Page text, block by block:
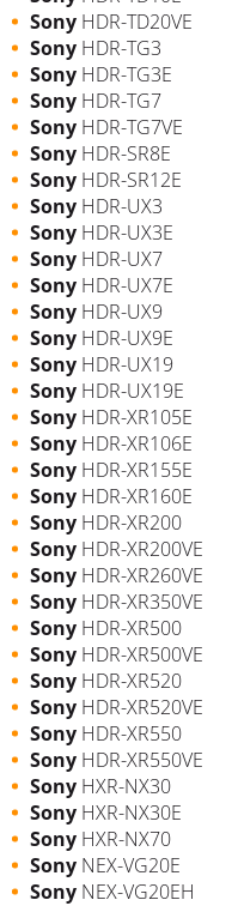
Sony HDR-TD20VE
Sony HDR-TG3
Sony HDR-TG3E
Sony HDR-TG7
Sony HDR-TG7VE
Sony HDR-SR8E
Sony HDR-SR12E
Sony HDR-UX3
Sony HDR-UX3E
Sony HDR-UX7
Sony HDR-UX7E
Sony HDR-UX9
Sony HDR-UX9E
Sony HDR-UX19
Sony HDR-UX19E
Sony HDR-XR105E
Sony HDR-XR106E
Sony HDR-XR155E
Sony HDR-XR160E
Sony HDR-XR200
Sony HDR-XR200VE
Sony HDR-XR260VE
Sony HDR-XR350VE
Sony HDR-XR500
Sony HDR-XR500VE
Sony HDR-XR520
Sony HDR-XR520VE
Sony HDR-XR550
Sony HDR-XR550VE
Sony HXR-NX30
Sony HXR-NX30E
Sony HXR-NX70
Sony NEX-VG20E
Sony NEX-VG20EH